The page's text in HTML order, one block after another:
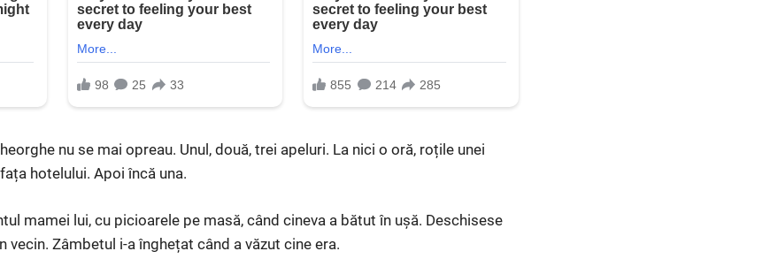
nu se mai opreau. Unul, două, trei apeluri. La nici o oră, roțile unei
hotelului. Apoi încă una.
mamei lui, cu picioarele pe masă, când cineva a bătut în ușă. Deschisese
vecin. Zâmbetul i-a înghețat când a văzut cine era.